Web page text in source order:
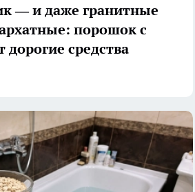
— и даже гранитные
порошок с
дорогие средства